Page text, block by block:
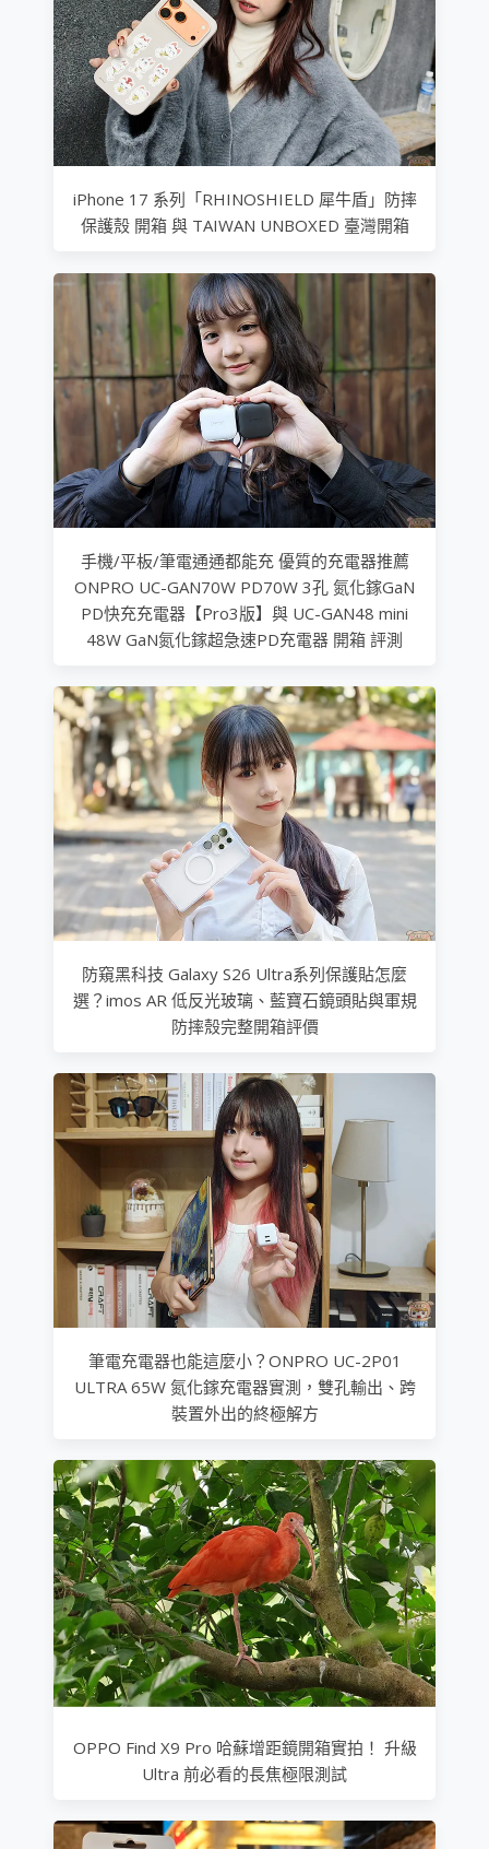
iPhone 17 系列「RHINOSHIELD 犀牛盾」防摔
保護殼 開箱 與 TAIWAN UNBOXED 臺灣開箱
手機/平板/筆電通通都能充 優質的充電器推薦
ONPRO UC-GAN70W PD70W 3孔 氮化鎵GaN
PD快充充電器【Pro3版】與 UC-GAN48 mini
48W GaN氮化鎵超急速PD充電器 開箱 評測
防窺黑科技 Galaxy S26 Ultra系列保護貼怎麼
選？imos AR 低反光玻璃、藍寶石鏡頭貼與軍規
防摔殼完整開箱評價
筆電充電器也能這麼小？ONPRO UC-2P01
ULTRA 65W 氮化鎵充電器實測，雙孔輸出、跨
裝置外出的終極解方
OPPO Find X9 Pro 哈蘇增距鏡開箱實拍！ 升級
Ultra 前必看的長焦極限測試